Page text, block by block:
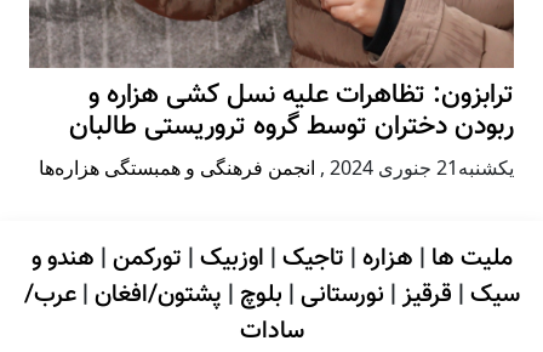
ترابزون: تظاهرات علیه نسل کشی هزاره و
ربودن دختران توسط گروه تروریستی طالبان
يكشنبه21 جنوری 2024 , انجمن فرهنگی و همبستگی هزاره‌ها
ملیت ها | هزاره| تاجیک| اوزبیک| تورکمن| هندو و
سیک| قرقیز| نورستانی| بلوچ | پشتون/افغان|عرب/
سادات